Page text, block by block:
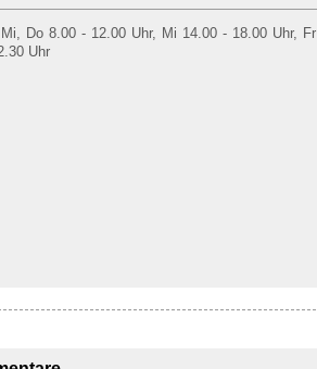
Do 8.00 - 12.00 Uhr, Mi 14.00 - 18.00 Uhr, Fr
Uhr